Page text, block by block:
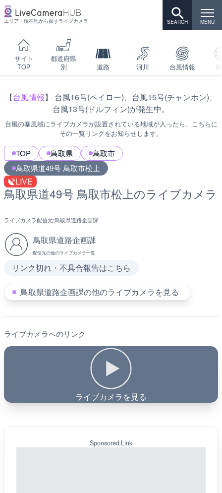
エリア・現在地から探すライブカメラ
サイト
TOP
都道府県
別
道路 河川 台風情報
【台風情報】 台風16号(ペイロー)、台風15号(チャンホン)、
台風13号(ドルフィン)が発生中。
台風の暴風域にライブカメラが設置されている地域が入ったら、こちらに
その一覧リンクをお知らせします。
TOP 鳥取県
鳥取市
鳥取県道49号 鳥取市松上
LIVE
鳥取県道49号 鳥取市松上のライブカメラ
ライブカメラ配信元:鳥取県道路企画課
鳥取県道路企画課
配信元の他のライブカメラ一覧
リンク切れ・不具合報告はこちら
鳥取県道路企画課の他のライブカメラを見る
ライブカメラへのリンク
ライブカメラを見る
Sponsored Link